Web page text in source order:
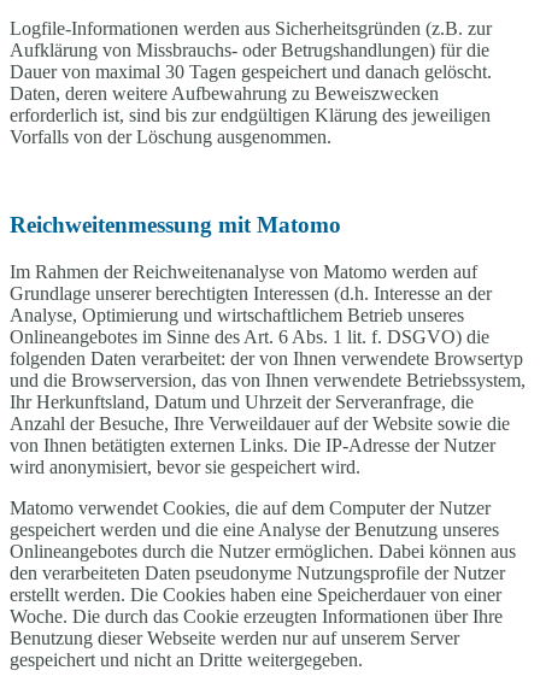
Logfile-Informationen werden aus Sicherheitsgründen (z.B. zur
Aufklärung von Missbrauchs- oder Betrugshandlungen) für die
Dauer von maximal 30 Tagen gespeichert und danach gelöscht.
Daten, deren weitere Aufbewahrung zu Beweiszwecken
erforderlich ist, sind bis zur endgültigen Klärung des jeweiligen
Vorfalls von der Löschung ausgenommen.
Reichweitenmessung mit Matomo
Im Rahmen der Reichweitenanalyse von Matomo werden auf
Grundlage unserer berechtigten Interessen (d.h. Interesse an der
Analyse, Optimierung und wirtschaftlichem Betrieb unseres
Onlineangebotes im Sinne des Art. 6 Abs. 1 lit. f. DSGVO) die
folgenden Daten verarbeitet: der von Ihnen verwendete Browsertyp
und die Browserversion, das von Ihnen verwendete Betriebssystem,
Ihr Herkunftsland, Datum und Uhrzeit der Serveranfrage, die
Anzahl der Besuche, Ihre Verweildauer auf der Website sowie die
von Ihnen betätigten externen Links. Die IP-Adresse der Nutzer
wird anonymisiert, bevor sie gespeichert wird.
Matomo verwendet Cookies, die auf dem Computer der Nutzer
gespeichert werden und die eine Analyse der Benutzung unseres
Onlineangebotes durch die Nutzer ermöglichen. Dabei können aus
den verarbeiteten Daten pseudonyme Nutzungsprofile der Nutzer
erstellt werden. Die Cookies haben eine Speicherdauer von einer
Woche. Die durch das Cookie erzeugten Informationen über Ihre
Benutzung dieser Webseite werden nur auf unserem Server
gespeichert und nicht an Dritte weitergegeben.